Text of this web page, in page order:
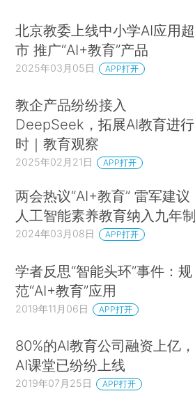
北京教委上线中小学AI应用超
市 推广“AI+教育”产品
2025年03月05日 APP打开
教企产品纷纷接入
DeepSeek，拓展AI教育进行
时｜教育观察
2025年02月21日 APP打开
两会热议“AI+教育” 雷军建议
人工智能素养教育纳入九年制
2024年03月08日 APP打开
学者反思“智能头环”事件：规
范“AI+教育”应用
2019年11月06日 APP打开
80%的AI教育公司融资上亿，
AI课堂已纷纷上线
2019年07月25日 APP打开